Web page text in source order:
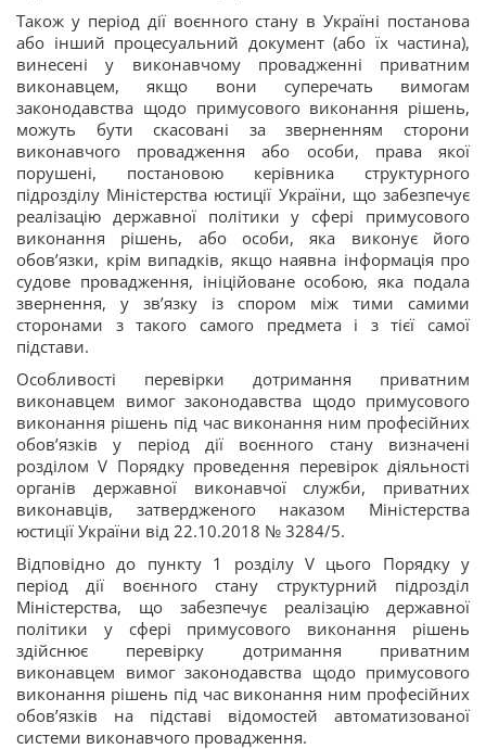
Також у період дії воєнного стану в Україні постанова
або інший процесуальний документ (або їх частина),
винесені у виконавчому провадженні приватним
виконавцем, якщо вони суперечать вимогам
законодавства щодо примусового виконання рішень,
можуть бути скасовані за зверненням сторони
виконавчого провадження або особи, права якої
порушені, постановою керівника структурного
підрозділу Міністерства юстиції України, що забезпечує
реалізацію державної політики у сфері примусового
виконання рішень, або особи, яка виконує його
обов’язки, крім випадків, якщо наявна інформація про
судове провадження, ініційоване особою, яка подала
звернення, у зв’язку із спором між тими самими
сторонами з такого самого предмета і з тієї самої
підстави.
Особливості перевірки дотримання приватним
виконавцем вимог законодавства щодо примусового
виконання рішень під час виконання ним професійних
обов’язків у період дії воєнного стану визначені
розділом V Порядку проведення перевірок діяльності
органів державної виконавчої служби, приватних
виконавців, затвердженого наказом Міністерства
юстиції України від 22.10.2018 № 3284/5.
Відповідно до пункту 1 розділу V цього Порядку у
період дії воєнного стану структурний підрозділ
Міністерства, що забезпечує реалізацію державної
політики у сфері примусового виконання рішень
здійснює перевірку дотримання приватним
виконавцем вимог законодавства щодо примусового
виконання рішень під час виконання ним професійних
обов’язків на підставі відомостей автоматизованої
системи виконавчого провадження.